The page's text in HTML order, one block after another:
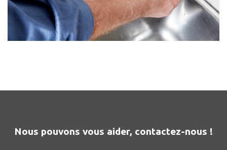
Nous pouvons vous aider, contactez-nous !